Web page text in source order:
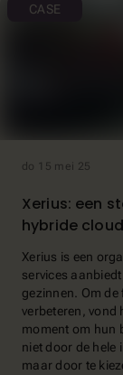
CASE
do 15 mei 25
Xerius: een
hybride
Xerius is een
services
gezinnen. Om
verbeteren, vond
moment om hun
niet door de hele
maar door te